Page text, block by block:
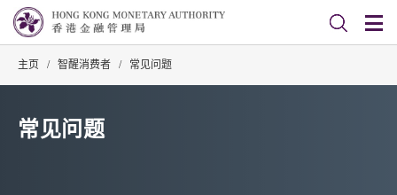
主页 / 智醒消费者 / 常见问题
常见问题